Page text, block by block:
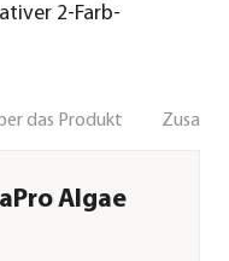
2-Farb-
das Produkt
Algae